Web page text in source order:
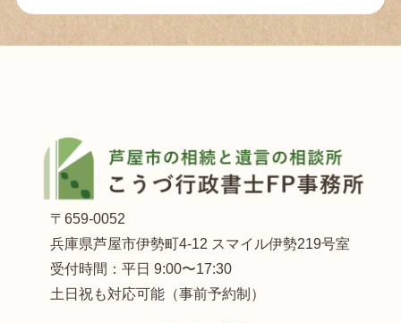
〒659-0052
兵庫県芦屋市伊勢町4-12 スマイル伊勢219号室
受付時間：平日 9:00〜17:30
土日祝も対応可能（事前予約制）